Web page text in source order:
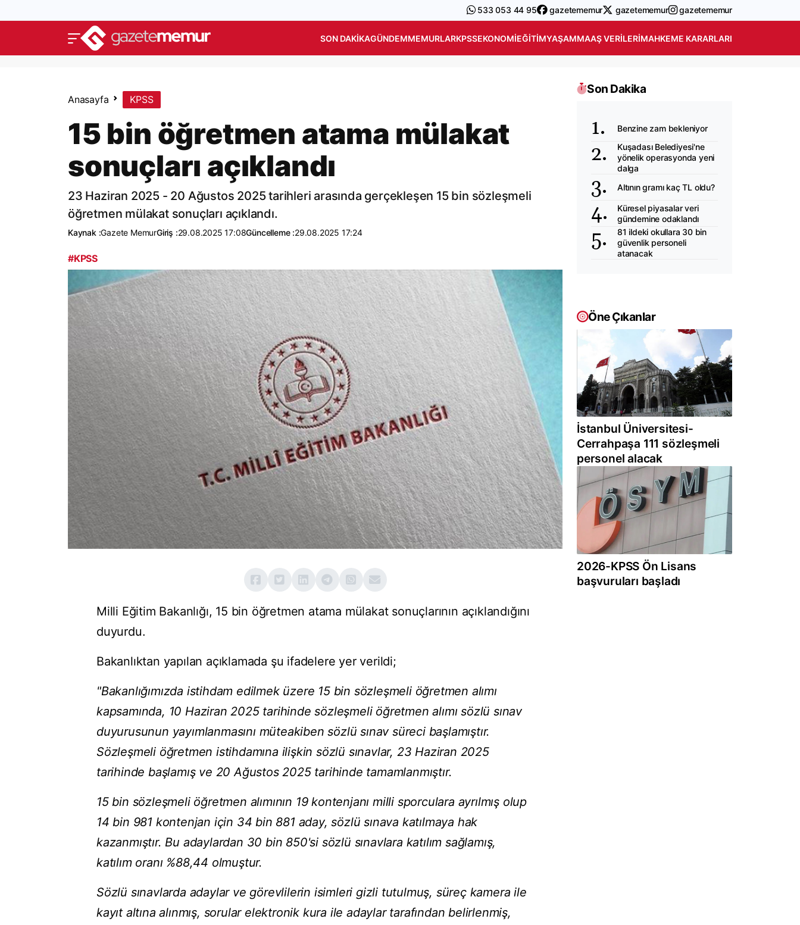
533 053 44 95 gazetememur gazetememur gazetememur
SON DAKIKAGÜNDEMMEMURLARKPSSEKONOMIEĞITIMYAŞAMMAAŞ VERILERIMAHKEME KARARLARI
Anasayfa KPSS
15 bin öğretmen atama mülakat
sonuçları açıklandı
23 Haziran 2025 - 20 Ağustos 2025 tarihleri arasında gerçekleşen 15 bin sözleşmeli
öğretmen mülakat sonuçları açıklandı.
Kaynak :Gazete MemurGiriş :29.08.2025 17:08Güncelleme :29.08.2025 17:24
#KPSS
Milli Eğitim Bakanlığı, 15 bin öğretmen atama mülakat sonuçlarının açıklandığını
duyurdu.
Bakanlıktan yapılan açıklamada şu ifadelere yer verildi;
"Bakanlığımızda istihdam edilmek üzere 15 bin sözleşmeli öğretmen alımı
kapsamında, 10 Haziran 2025 tarihinde sözleşmeli öğretmen alımı sözlü sınav
duyurusunun yayımlanmasını müteakiben sözlü sınav süreci başlamıştır.
Sözleşmeli öğretmen istihdamına ilişkin sözlü sınavlar, 23 Haziran 2025
tarihinde başlamış ve 20 Ağustos 2025 tarihinde tamamlanmıştır.
15 bin sözleşmeli öğretmen alımının 19 kontenjanı milli sporculara ayrılmış olup
14 bin 981 kontenjan için 34 bin 881 aday, sözlü sınava katılmaya hak
kazanmıştır. Bu adaylardan 30 bin 850'si sözlü sınavlara katılım sağlamış,
katılım oranı %88,44 olmuştur.
Sözlü sınavlarda adaylar ve görevlilerin isimleri gizli tutulmuş, süreç kamera ile
kayıt altına alınmış, sorular elektronik kura ile adaylar tarafından belirlenmiş,
Son Dakika
Benzine zam bekleniyor
Kuşadası Belediyesi'ne
yönelik operasyonda yeni
dalga
Altının gramı kaç TL oldu?
Küresel piyasalar veri
gündemine odaklandı
81 ildeki okullara 30 bin
güvenlik personeli
atanacak
Öne Çıkanlar
İstanbul Üniversitesi-
Cerrahpaşa 111 sözleşmeli
personel alacak
2026-KPSS Ön Lisans
başvuruları başladı